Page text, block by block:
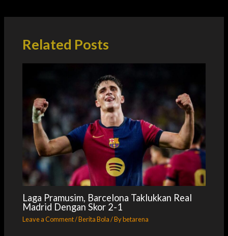
Related Posts
Laga Pramusim, Barcelona Taklukkan Real
Madrid Dengan Skor 2-1
Leave a Comment/Berita Bola/ Bybetarena